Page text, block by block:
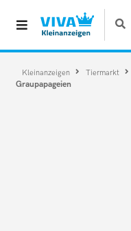
Kleinanzeigen Tiermarkt
Graupapageien